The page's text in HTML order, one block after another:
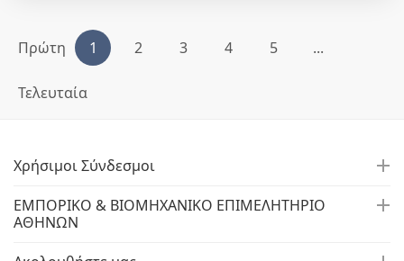
Πρώτη 1 2 3 4 5 ...
Τελευταία
Χρήσιμοι Σύνδεσμοι
ΕΜΠΟΡΙΚΟ & ΒΙΟΜΗΧΑΝΙΚΟ ΕΠΙΜΕΛΗΤΗΡΙΟ
ΑΘΗΝΩΝ